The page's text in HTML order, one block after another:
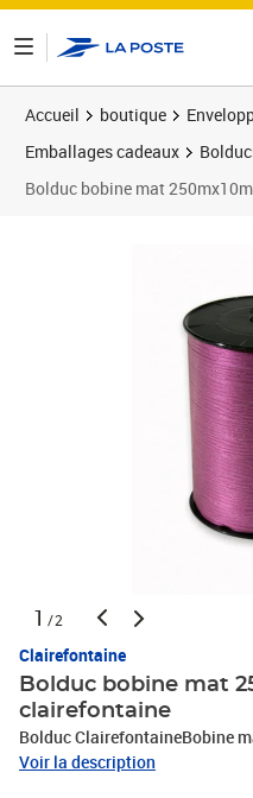
Accueil boutique
Emballages cadeaux
Bolduc bobine mat
1 /2
Clairefontaine
Bolduc bobine mat
clairefontaine
Bolduc ClairefontaineBobine
Voir la description